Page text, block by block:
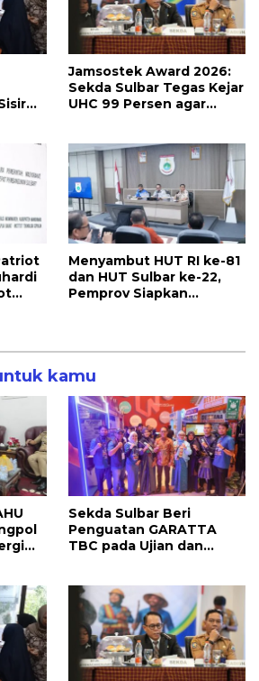
Jamsostek Award 2026:
Sekda Sulbar Tegas Kejar
UHC 99 Persen agar
Perlindungannya
Menyambut HUT RI ke-81
dan HUT Sulbar ke-22,
Pemprov Siapkan
kamu
Sekda Sulbar Beri
Penguatan GARATTA
TBC pada Ujian dan